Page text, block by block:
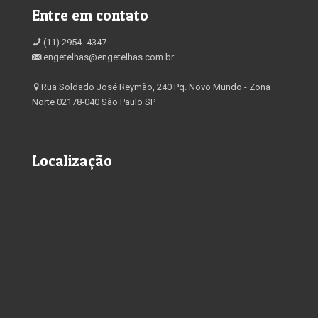
Entre em contato
(11) 2954- 4347
engetelhas@engetelhas.com.br
Rua Soldado José Reymão, 240 Pq. Novo Mundo - Zona
Norte 02178-040 São Paulo SP
Localização